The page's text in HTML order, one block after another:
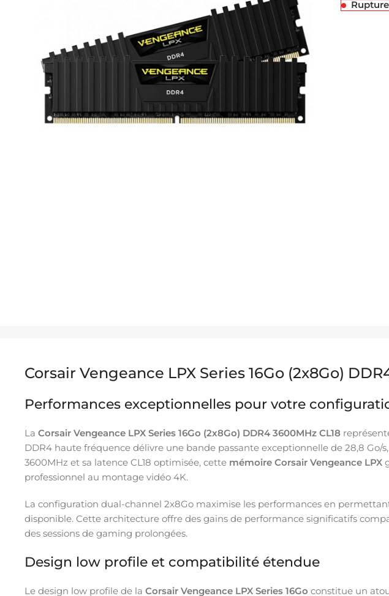
Corsair Vengeance LPX Series 16Go (2x8Go)
Performances exceptionnelles pour votre
La Corsair Vengeance LPX Series 16Go (2x8Go) DDR4 3600MHz CL18
DDR4 haute fréquence délivre une bande passante exceptionnelle de 28,8
3600MHz et sa latence CL18 optimisée, cette mémoire Corsair Vengeance LPX
professionnel au montage vidéo 4K.
La configuration dual-channel 2x8Go maximise les performances en
disponible. Cette architecture offre des gains de performance significatifs
des sessions de gaming prolongées.
Design low profile et compatibilité étendue
Le design low profile de la Corsair Vengeance LPX Series 16Go constitue un